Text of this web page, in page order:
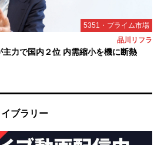
5351・プライム市場
品川リフラ
力で国内２位 内需縮小を機に断熱
ブラリー